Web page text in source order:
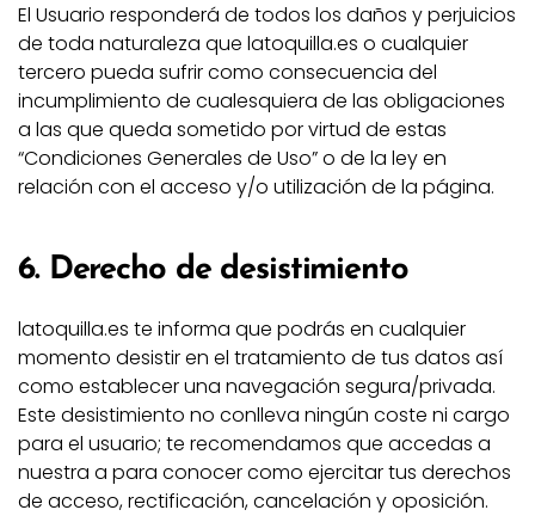
El Usuario responderá de todos los daños y perjuicios
de toda naturaleza que latoquilla.es o cualquier
tercero pueda sufrir como consecuencia del
incumplimiento de cualesquiera de las obligaciones
a las que queda sometido por virtud de estas
“Condiciones Generales de Uso” o de la ley en
relación con el acceso y/o utilización de la página.
6. Derecho de desistimiento
latoquilla.es te informa que podrás en cualquier
momento desistir en el tratamiento de tus datos así
como establecer una navegación segura/privada.
Este desistimiento no conlleva ningún coste ni cargo
para el usuario; te recomendamos que accedas a
nuestra a para conocer como ejercitar tus derechos
de acceso, rectificación, cancelación y oposición.